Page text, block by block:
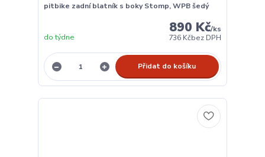
pitbike zadní blatník s boky Stomp, WPB šedý
890 Kč/ks
736 Kčbez DPH
do týdne
Přidat do košíku